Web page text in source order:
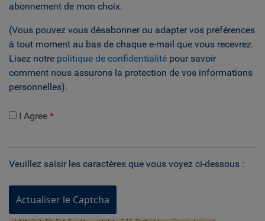
abonnement de mon choix.
(Vous pouvez vous désabonner ou adapter vos préférences
à tout moment au bas de chaque e-mail que vous recevrez.
Lisez notre politique de confidentialité pour savoir
comment nous assurons la protection de vos informations
personnelles).
I Agree
Veuillez saisir les caractères que vous voyez ci-dessous :
Actualiser le Captcha